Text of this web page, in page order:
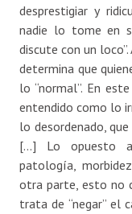
desprestigiar y
nadie lo tome en
discute con un loco”.
determina que
lo “normal”. En
entendido como lo
lo desordenado,
[…] Lo opuesto
patología,
otra parte, esto no
trata de “negar” el